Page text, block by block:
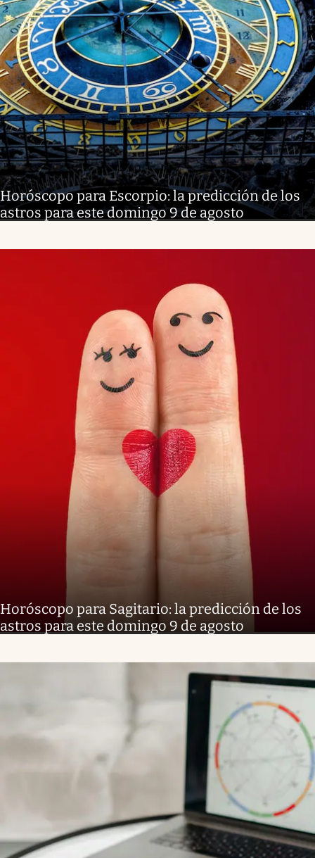
Horóscopo para Escorpio: la predicción de los
astros para este domingo 9 de agosto
Horóscopo para Sagitario: la predicción de los
astros para este domingo 9 de agosto